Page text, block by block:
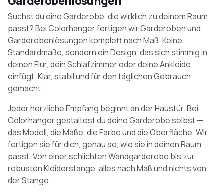
Suchst du eine Garderobe, die wirklich zu deinem Raum
passt? Bei Colorhanger fertigen wir Garderoben und
Garderobenlösungen komplett nach Maß. Keine
Standardmaße, sondern ein Design, das sich stimmig in
deinen Flur, dein Schlafzimmer oder deine Ankleide
einfügt. Klar, stabil und für den täglichen Gebrauch
gemacht.
Jeder herzliche Empfang beginnt an der Haustür. Bei
Colorhanger gestaltest du deine Garderobe selbst —
das Modell, die Maße, die Farbe und die Oberfläche. Wir
fertigen sie für dich, genau so, wie sie in deinen Raum
passt. Von einer schlichten Wandgarderobe bis zur
robusten Kleiderstange, alles nach Maß und nichts von
der Stange.